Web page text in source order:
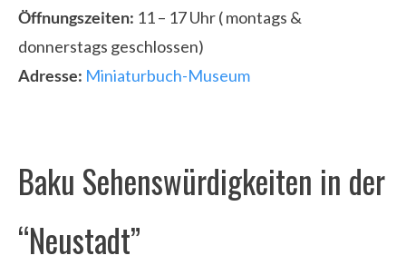
Öffnungszeiten: 11 – 17 Uhr ( montags &
donnerstags geschlossen)
Adresse: Miniaturbuch-Museum
Baku Sehenswürdigkeiten in der
“Neustadt”